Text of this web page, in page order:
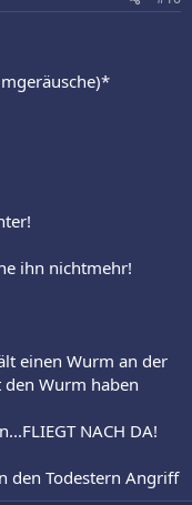
ihn nichtmehr!
einen Wurm an der
Wurm haben
NACH DA!
den Todestern Angriff